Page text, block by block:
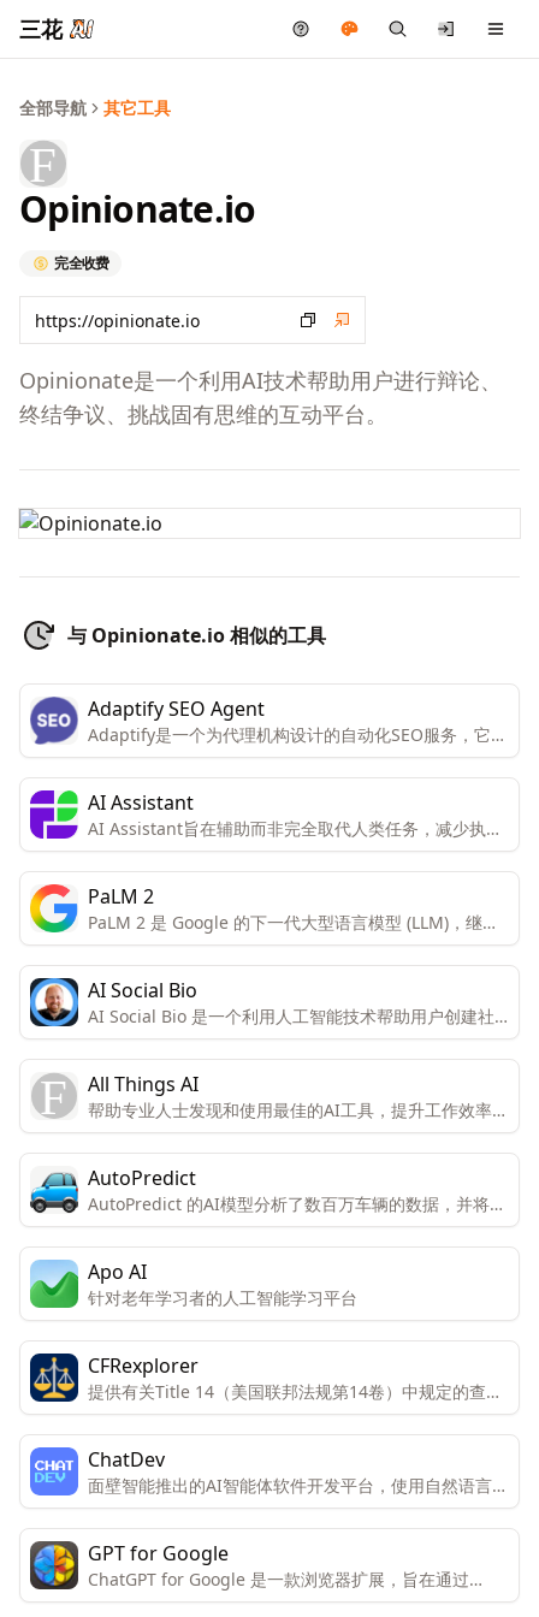
三花
全部导航 其它工具
Opinionate.io
完全收费
Opinionate是一个利用AI技术帮助用户进行辩论、
终结争议、挑战固有思维的互动平台。
与 Opinionate.io 相似的工具
Adaptify SEO Agent
Adaptify是一个为代理机构设计的自动化SEO服务，它提
供策略、内容和链接建设的全面解决方案，旨在帮助用户
节省时间，提高SEO效率，并支持多种CMS平台。通过
自动化工具，Adaptify旨在减少手动工作量，同时提供高
质量的内容和链接建设服务。
AI Assistant
AI Assistant旨在辅助而非完全取代人类任务，减少执行
某些任务所需的时间。当前AI能够分析多个文本并生成模
型表格、SQL脚本和UML图，产品仍在开发中以理解和分
析更多文本。
PaLM 2
PaLM 2 是 Google 的下一代大型语言模型 (LLM)，继承
了 Google 在机器学习和负责任的 AI 研究方面的传统。
AI Social Bio
AI Social Bio 是一个利用人工智能技术帮助用户创建社
交媒体简介（bio）的平台。用户可以通过添加关键词和
选择一个影响者来启发AI生成个性化的简介。
All Things AI
帮助专业人士发现和使用最佳的AI工具，提升工作效率和
职业发展。
AutoPredict
AutoPredict 的AI模型分析了数百万车辆的数据，并将其
与用户车辆的数据进行比较，以生成关于汽车寿命的准确
预测。
Apo AI
针对老年学习者的人工智能学习平台
CFRexplorer
提供有关Title 14（美国联邦法规第14卷）中规定的查询
服务。 通过人工智能（AI）回答关于法规的问题。
ChatDev
面壁智能推出的AI智能体软件开发平台，使用自然语言即
可创建软件
GPT for Google
ChatGPT for Google 是一款浏览器扩展，旨在通过
ChatGPT 的能力增强搜索引擎的功能。